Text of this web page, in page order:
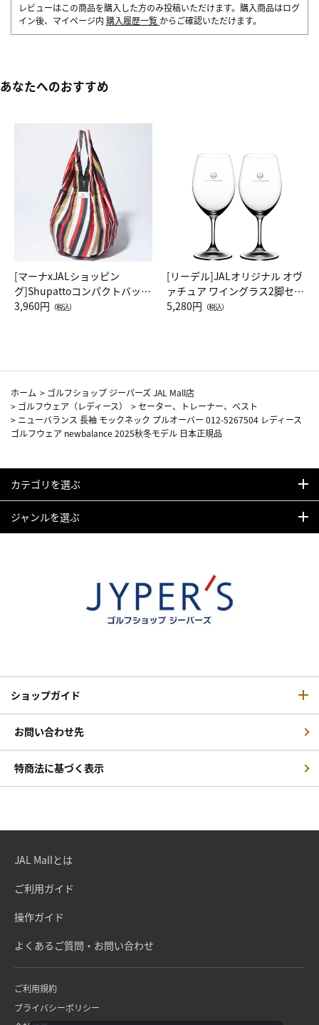
レビューはこの商品を購入した方のみ投稿いただけます。購入商品はログ
イン後、マイページ内 購入履歴一覧 からご確認いただけます。
あなたへのおすすめ
[マーナxJALショッピン
グ]Shupattoコンパクトバッグ
Drop JAL客室乗務員（LC）ス
3,960円 （税込）
[リーデル]JALオリジナル オヴ
ァチュア ワイングラス2脚セッ
ト（レッドワイン）
5,280円 （税込）
ホーム > ゴルフショップ ジーパーズ JAL Mall店
> ゴルフウェア（レディース） >セーター、トレーナー、ベスト
> ニューバランス 長袖 モックネック プルオーバー 012-5267504 レディース
ゴルフウェア newbalance 2025秋冬モデル 日本正規品
カテゴリを選ぶ
ジャンルを選ぶ
ショップガイド
お問い合わせ先
特商法に基づく表示
JAL Mallとは
ご利用ガイド
操作ガイド
よくあるご質問・お問い合わせ
ご利用規約
プライバシーポリシー